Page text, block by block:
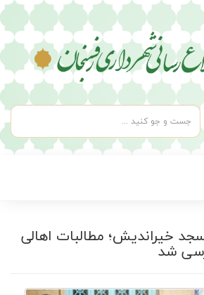
خیراندیش؛ مطالبات اهالی
شد